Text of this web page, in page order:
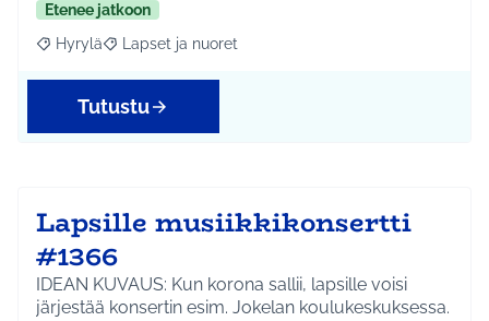
Etenee jatkoon
Rajaa tulokset aihepiirin mukaan: Hyrylä
Hyrylä Rajaa tulokset teeman mukaan: Lapset ja nuoret
Lapset ja nuoret
Tutustu
Lapsille musiikkikonsertti
#1366
IDEAN KUVAUS: Kun korona sallii, lapsille voisi
järjestää konsertin esim. Jokelan koulukeskuksessa.